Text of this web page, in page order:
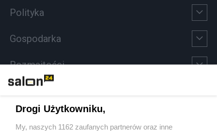
Polityka
Gospodarka
Rozmaitości
Sport
Drogi Użytkowniku,
My, naszych 1162 zaufanych partnerów oraz inne